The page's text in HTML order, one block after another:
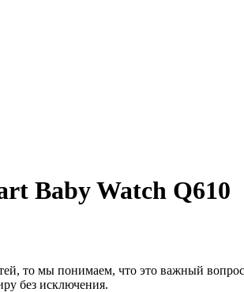
Baby Watch Q610
то мы понимаем, что это важный
без исключения.